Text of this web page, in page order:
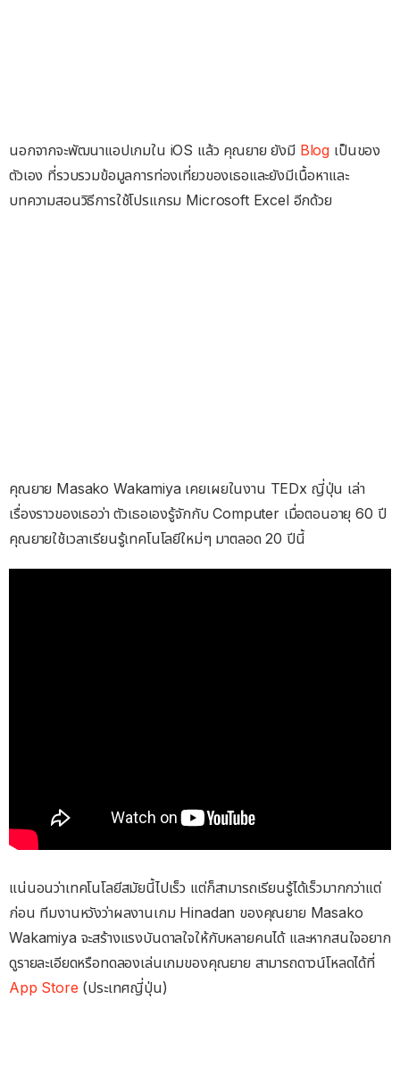
นอกจากจะพัฒนาแอปเกมใน iOS แล้ว คุณยาย ยังมี Blog เป็นของ
ตัวเอง ที่รวบรวมข้อมูลการท่องเที่ยวของเธอและยังมีเนื้อหาและ
บทความสอนวิธีการใช้โปรแกรม Microsoft Excel อีกด้วย
คุณยาย Masako Wakamiya เคยเผยในงาน TEDx ญี่ปุ่น เล่า
เรื่องราวของเธอว่า ตัวเธอเองรู้จักกับ Computer เมื่อตอนอายุ 60 ปี
คุณยายใช้เวลาเรียนรู้เทคโนโลยีใหม่ๆ มาตลอด 20 ปีนี้
แน่นอนว่าเทคโนโลยีสมัยนี้ไปเร็ว แต่ก็สามารถเรียนรู้ได้เร็วมากกว่าแต่
ก่อน ทีมงานหวังว่าผลงานเกม Hinadan ของคุณยาย Masako
Wakamiya จะสร้างแรงบันดาลใจให้กับหลายคนได้ และหากสนใจอยาก
ดูรายละเอียดหรือทดลองเล่นเกมของคุณยาย สามารถดาวน์โหลดได้ที่
App Store (ประเทศญี่ปุ่น)